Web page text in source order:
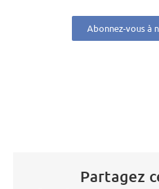
Abonnez-vous à
Partagez